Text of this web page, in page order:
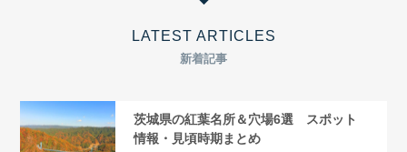
LATEST ARTICLES
新着記事
茨城県の紅葉名所＆穴場6選 スポット
情報・見頃時期まとめ